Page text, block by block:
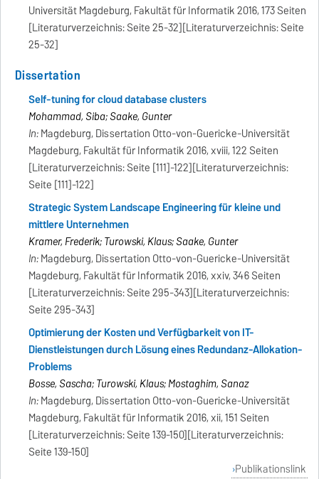
Universität Magdeburg, Fakultät für Informatik 2016, 173 Seiten
[Literaturverzeichnis: Seite 25-32][Literaturverzeichnis: Seite
25-32]
Dissertation
Self-tuning for cloud database clusters
Mohammad, Siba; Saake, Gunter
In:Magdeburg, Dissertation Otto-von-Guericke-Universität
Magdeburg, Fakultät für Informatik 2016, xviii, 122 Seiten
[Literaturverzeichnis: Seite [111]-122][Literaturverzeichnis:
Seite [111]-122]
Strategic System Landscape Engineering für kleine und
mittlere Unternehmen
Kramer, Frederik; Turowski, Klaus; Saake, Gunter
In:Magdeburg, Dissertation Otto-von-Guericke-Universität
Magdeburg, Fakultät für Informatik 2016, xxiv, 346 Seiten
[Literaturverzeichnis: Seite 295-343][Literaturverzeichnis:
Seite 295-343]
Optimierung der Kosten und Verfügbarkeit von IT-
Dienstleistungen durch Lösung eines Redundanz-Allokation-
Problems
Bosse, Sascha; Turowski, Klaus; Mostaghim, Sanaz
In:Magdeburg, Dissertation Otto-von-Guericke-Universität
Magdeburg, Fakultät für Informatik 2016, xii, 151 Seiten
[Literaturverzeichnis: Seite 139-150][Literaturverzeichnis:
Seite 139-150]
Publikationslink